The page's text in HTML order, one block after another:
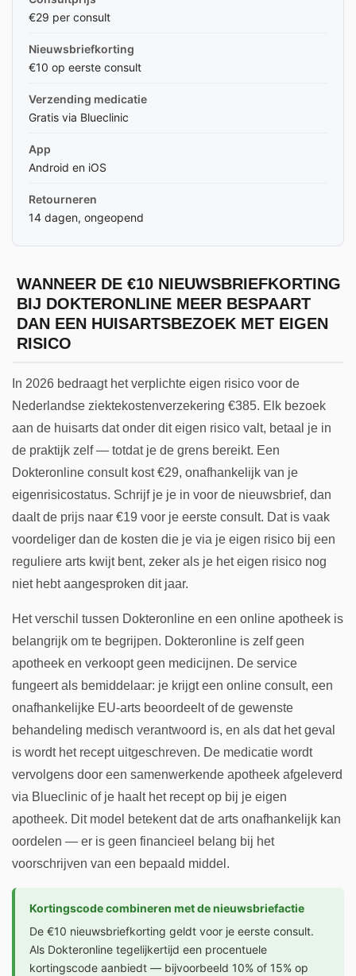
€29 per consult
Nieuwsbriefkorting
€10 op eerste consult
Verzending medicatie
Gratis via Blueclinic
App
Android en iOS
Retourneren
14 dagen, ongeopend
WANNEER DE €10 NIEUWSBRIEFKORTING
BIJ DOKTERONLINE MEER BESPAART
DAN EEN HUISARTSBEZOEK MET EIGEN
RISICO
In 2026 bedraagt het verplichte eigen risico voor de
Nederlandse ziektekostenverzekering €385. Elk bezoek
aan de huisarts dat onder dit eigen risico valt, betaal je in
de praktijk zelf — totdat je de grens bereikt. Een
Dokteronline consult kost €29, onafhankelijk van je
eigenrisicostatus. Schrijf je je in voor de nieuwsbrief, dan
daalt de prijs naar €19 voor je eerste consult. Dat is vaak
voordeliger dan de kosten die je via je eigen risico bij een
reguliere arts kwijt bent, zeker als je het eigen risico nog
niet hebt aangesproken dit jaar.
Het verschil tussen Dokteronline en een online apotheek is
belangrijk om te begrijpen. Dokteronline is zelf geen
apotheek en verkoopt geen medicijnen. De service
fungeert als bemiddelaar: je krijgt een online consult, een
onafhankelijke EU-arts beoordeelt of de gewenste
behandeling medisch verantwoord is, en als dat het geval
is wordt het recept uitgeschreven. De medicatie wordt
vervolgens door een samenwerkende apotheek afgeleverd
via Blueclinic of je haalt het recept op bij je eigen
apotheek. Dit model betekent dat de arts onafhankelijk kan
oordelen — er is geen financieel belang bij het
voorschrijven van een bepaald middel.
Kortingscode combineren met de nieuwsbriefactie
De €10 nieuwsbriefkorting geldt voor je eerste consult.
Als Dokteronline tegelijkertijd een procentuele
kortingscode aanbiedt — bijvoorbeeld 10% of 15% op